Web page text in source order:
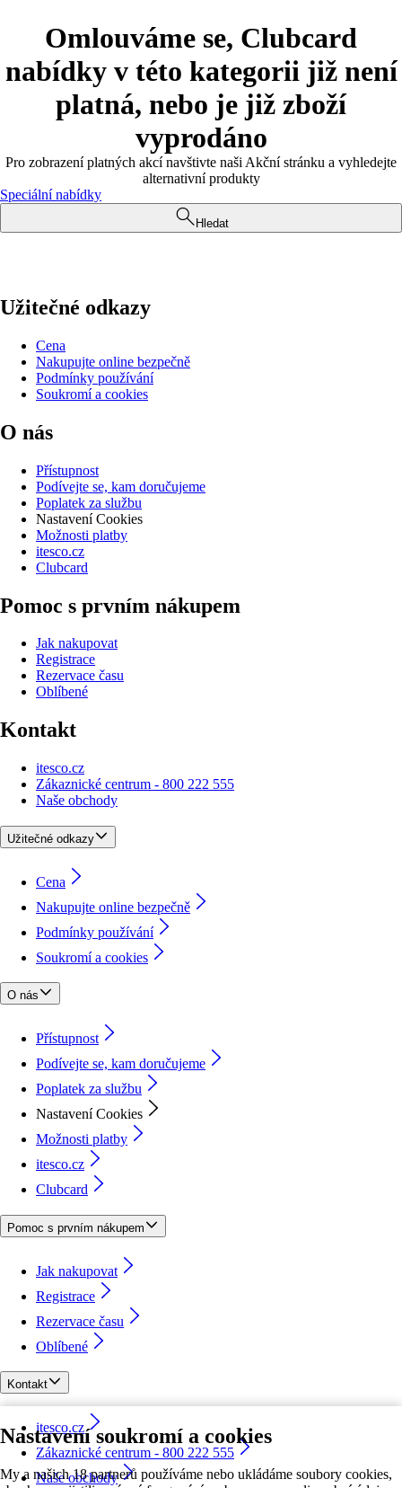
Nastavení soukromí a cookies
My a našich 18 partnerů používáme nebo ukládáme soubory cookies,
Omlouváme se, Clubcard
nabídky v této kategorii již není
platná, nebo je již zboží
vyprodáno
Pro zobrazení platných akcí navštivte naši Akční stránku a vyhledejte
alternativní produkty
Speciální nabídky
Hledat
Užitečné odkazy
Cena
Nakupujte online bezpečně
Podmínky používání
Soukromí a cookies
O nás
Přístupnost
Podívejte se, kam doručujeme
Poplatek za službu
Nastavení Cookies
Možnosti platby
itesco.cz
Clubcard
Pomoc s prvním nákupem
Jak nakupovat
Registrace
Rezervace času
Oblíbené
Kontakt
itesco.cz
Zákaznické centrum - 800 222 555
Naše obchody
Užitečné odkazy
Cena
Nakupujte online bezpečně
Podmínky používání
Soukromí a cookies
O nás
Přístupnost
Podívejte se, kam doručujeme
Poplatek za službu
Nastavení Cookies
Možnosti platby
itesco.cz
Clubcard
Pomoc s prvním nákupem
Jak nakupovat
Registrace
Rezervace času
Oblíbené
Kontakt
itesco.cz
Zákaznické centrum - 800 222 555
Naše obchody